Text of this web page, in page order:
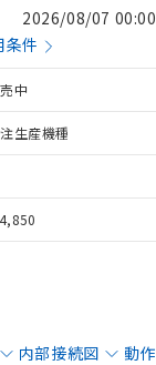
2026/08/07
条件
中
生産機種
内部接続図 動